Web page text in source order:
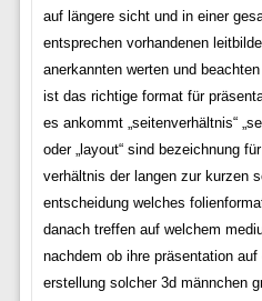
auf längere sicht und in einer
entsprechen vorhandenen
anerkannten werten und
ist das richtige format für
es ankommt „seitenverhältnis“
oder „layout“ sind bezeichnung
verhältnis der langen zur kurzen
entscheidung welches
danach treffen auf welchem
nachdem ob ihre präsentation
erstellung solcher 3d männchen